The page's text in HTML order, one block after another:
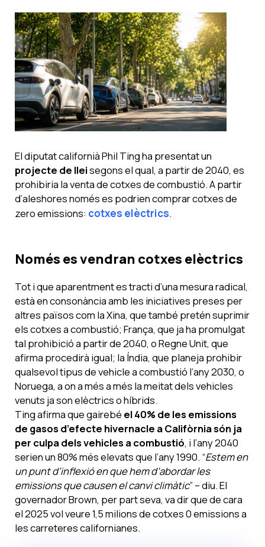
El diputat californià Phil Ting ha presentat un
projecte de lleisegons el qual, a partir de 2040, es
prohibiria la venta de cotxes de combustió. A partir
d’aleshores només es podrien comprar cotxes de
zero emissions: cotxes elèctrics.
Només es vendran cotxes elèctrics
Tot i que aparentment es tracti d’una mesura radical,
està en consonància amb les iniciatives preses per
altres països com la Xina, que també pretén suprimir
els cotxes a combustió; França, que ja ha promulgat
tal prohibició a partir de 2040, o Regne Unit, que
afirma procedirà igual; la Índia, que planeja prohibir
qualsevol tipus de vehicle a combustió l’any 2030, o
Noruega, a on a més a més la meitat dels vehicles
venuts ja son elèctrics o híbrids.
Ting afirma que gairebé el 40% de les emissions
de gasos d’efecte hivernacle a Califòrnia són ja
per culpa dels vehicles a combustió, i l’any 2040
serien un 80% més elevats que l’any 1990. “Estem en
un punt d’inflexió en que hem d’abordar les
emissions que causen el canvi climàtic” – diu. El
governador Brown, per part seva, va dir que de cara
el 2025 vol veure 1,5 milions de cotxes 0 emissions a
les carreteres californianes.